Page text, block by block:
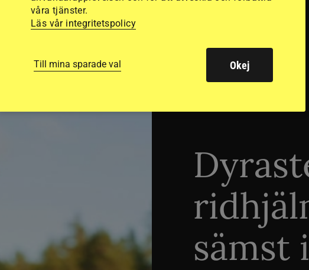
sämst
våra tjänster.
Läs vår integritetspolicy
Till mina sparade val Okej